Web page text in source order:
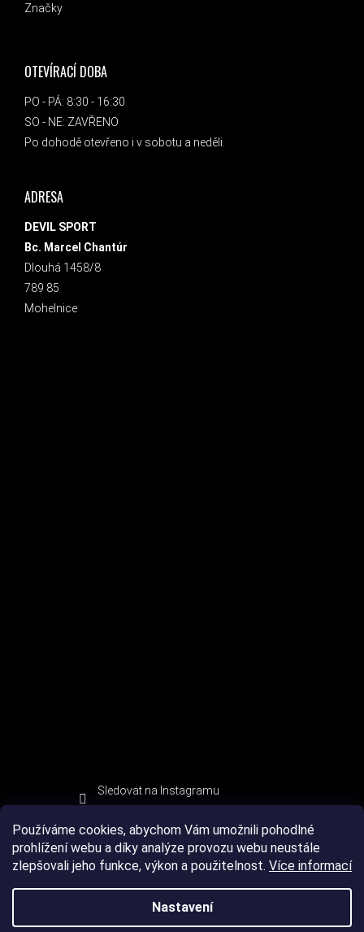
Používáme cookies, abychom Vám umožnili pohodlné
prohlížení webu a díky analýze provozu webu neustále
zlepšovali jeho funkce, výkon a použitelnost. Více informací
Nastavení
Značky
OTEVÍRACÍ DOBA
PO - PÁ: 8:30 - 16:30
SO - NE: ZAVŘENO
Po dohodě otevřeno i v sobotu a neděli.
ADRESA
DEVIL SPORT
Bc. Marcel Chantúr
Dlouhá 1458/8
789 85
Mohelnice
Sledovat na Instagramu